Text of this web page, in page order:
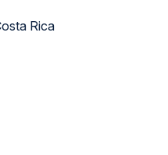
La terminal Costa Rica